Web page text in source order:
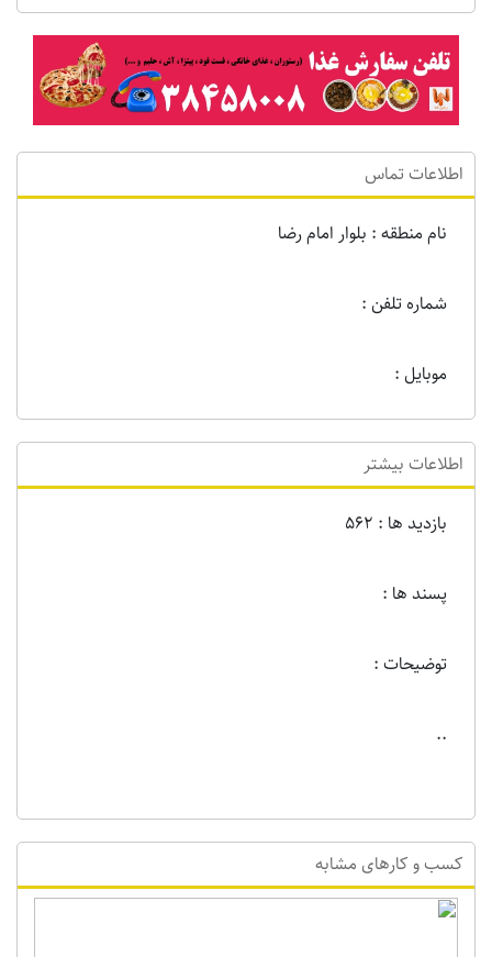
اطلاعات تماس
نام منطقه : بلوار امام رضا
شماره تلفن :
موبایل :
اطلاعات بیشتر
بازدید ها : 562
پسند ها :
توضیحات :
..
کسب و کارهای مشابه